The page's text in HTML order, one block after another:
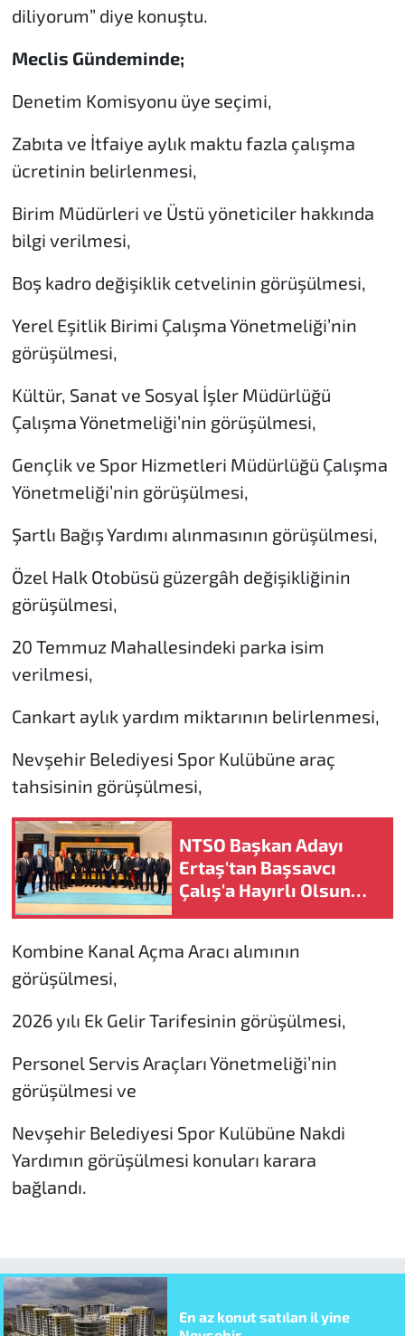
diliyorum” diye konuştu.
Meclis Gündeminde;
Denetim Komisyonu üye seçimi,
Zabıta ve İtfaiye aylık maktu fazla çalışma
ücretinin belirlenmesi,
Birim Müdürleri ve Üstü yöneticiler hakkında
bilgi verilmesi,
Boş kadro değişiklik cetvelinin görüşülmesi,
Yerel Eşitlik Birimi Çalışma Yönetmeliği’nin
görüşülmesi,
Kültür, Sanat ve Sosyal İşler Müdürlüğü
Çalışma Yönetmeliği’nin görüşülmesi,
Gençlik ve Spor Hizmetleri Müdürlüğü Çalışma
Yönetmeliği’nin görüşülmesi,
Şartlı Bağış Yardımı alınmasının görüşülmesi,
Özel Halk Otobüsü güzergâh değişikliğinin
görüşülmesi,
20 Temmuz Mahallesindeki parka isim
verilmesi,
Cankart aylık yardım miktarının belirlenmesi,
Nevşehir Belediyesi Spor Kulübüne araç
tahsisinin görüşülmesi,
NTSO Başkan Adayı
Ertaş'tan Başsavcı
Çalış'a Hayırlı Olsun
Kombine Kanal Açma Aracı alımının
görüşülmesi,
2026 yılı Ek Gelir Tarifesinin görüşülmesi,
Personel Servis Araçları Yönetmeliği’nin
görüşülmesi ve
Nevşehir Belediyesi Spor Kulübüne Nakdi
Yardımın görüşülmesi konuları karara
bağlandı.
En az konut satılan il yine